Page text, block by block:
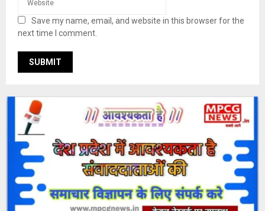
Save my name, email, and website in this browser for the
next time I comment.